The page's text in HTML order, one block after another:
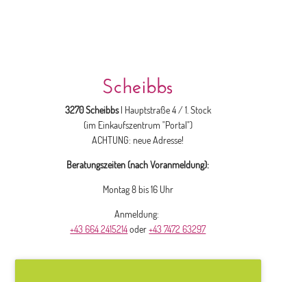
Scheibbs
3270 Scheibbs| Hauptstraße 4 / 1. Stock
(im Einkaufszentrum "Portal")
ACHTUNG: neue Adresse!
Beratungszeiten (nach Voranmeldung):
Montag 8 bis 16 Uhr
Anmeldung:
+43 664 2415214oder+43 7472 63297